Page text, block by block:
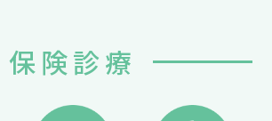
保険診療